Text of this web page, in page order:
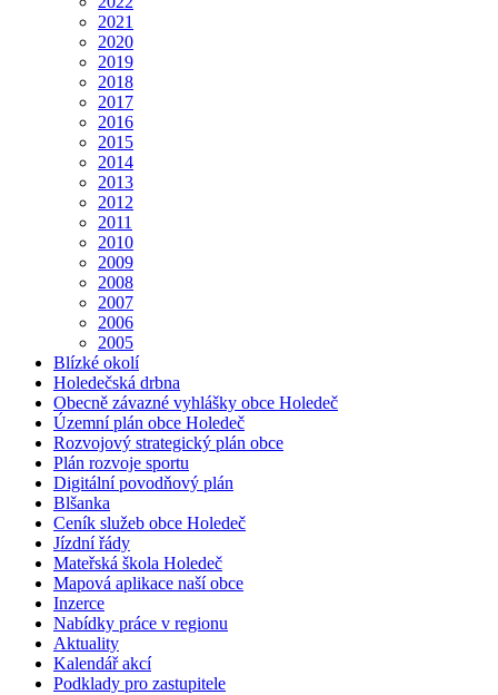
2021
2020
2019
2018
2017
2016
2015
2014
2013
2012
2011
2010
2009
2008
2007
2006
2005
Blízké okolí
Holedečská drbna
Obecně závazné vyhlášky obce Holedeč
Územní plán obce Holedeč
Rozvojový strategický plán obce
Plán rozvoje sportu
Digitální povodňový plán
Blšanka
Ceník služeb obce Holedeč
Jízdní řády
Mateřská škola Holedeč
Mapová aplikace naší obce
Inzerce
Nabídky práce v regionu
Aktuality
Kalendář akcí
Podklady pro zastupitele